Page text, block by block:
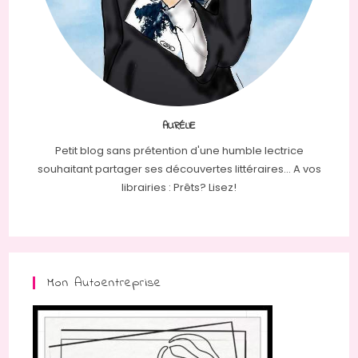
AURÉLIE
Petit blog sans prétention d'une humble lectrice
souhaitant partager ses découvertes littéraires... A vos
librairies : Prêts? Lisez!
Mon Autoentreprise